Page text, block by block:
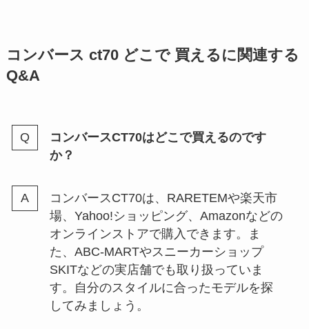
コンバース ct70 どこで 買えるに関連する
Q&A
コンバースCT70はどこで買えるのです
か？
コンバースCT70は、RARETEMや楽天市
場、Yahoo!ショッピング、Amazonなどの
オンラインストアで購入できます。ま
た、ABC-MARTやスニーカーショップ
SKITなどの実店舗でも取り扱っていま
す。自分のスタイルに合ったモデルを探
してみましょう。